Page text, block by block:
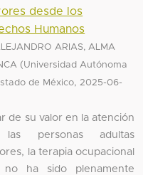
desde los
Humanos
ARIAS, ALMA
(Universidad Autónoma
de México, 2025-06-
de su valor en la atención
personas adultas
la terapia ocupacional
no ha sido plenamente